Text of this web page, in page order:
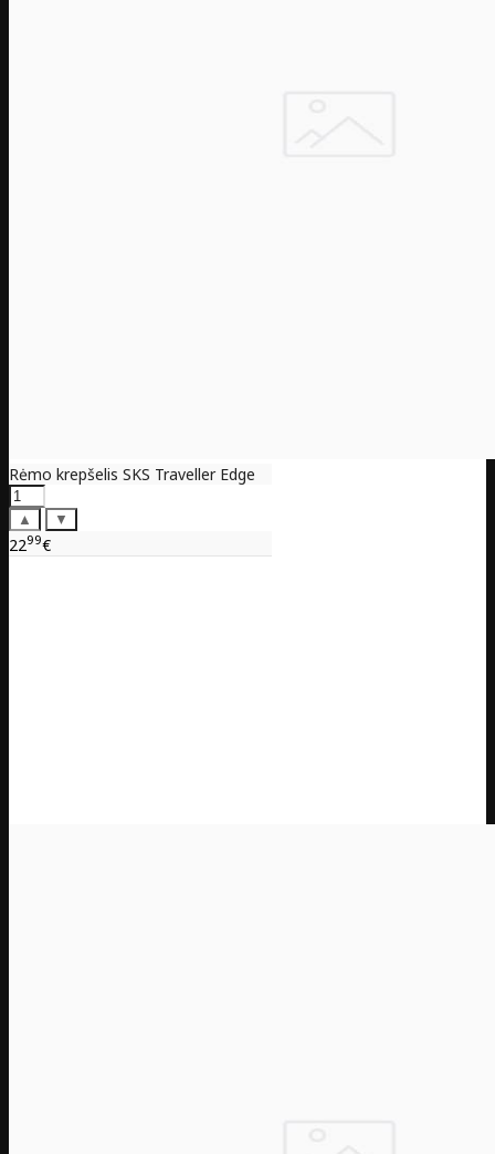
Rėmo krepšelis SKS Traveller Edge
▲ ▼
2299€